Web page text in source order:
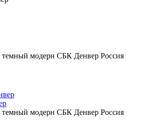
темный модерн СБК Денвер Россия
темный модерн СБК Денвер Россия